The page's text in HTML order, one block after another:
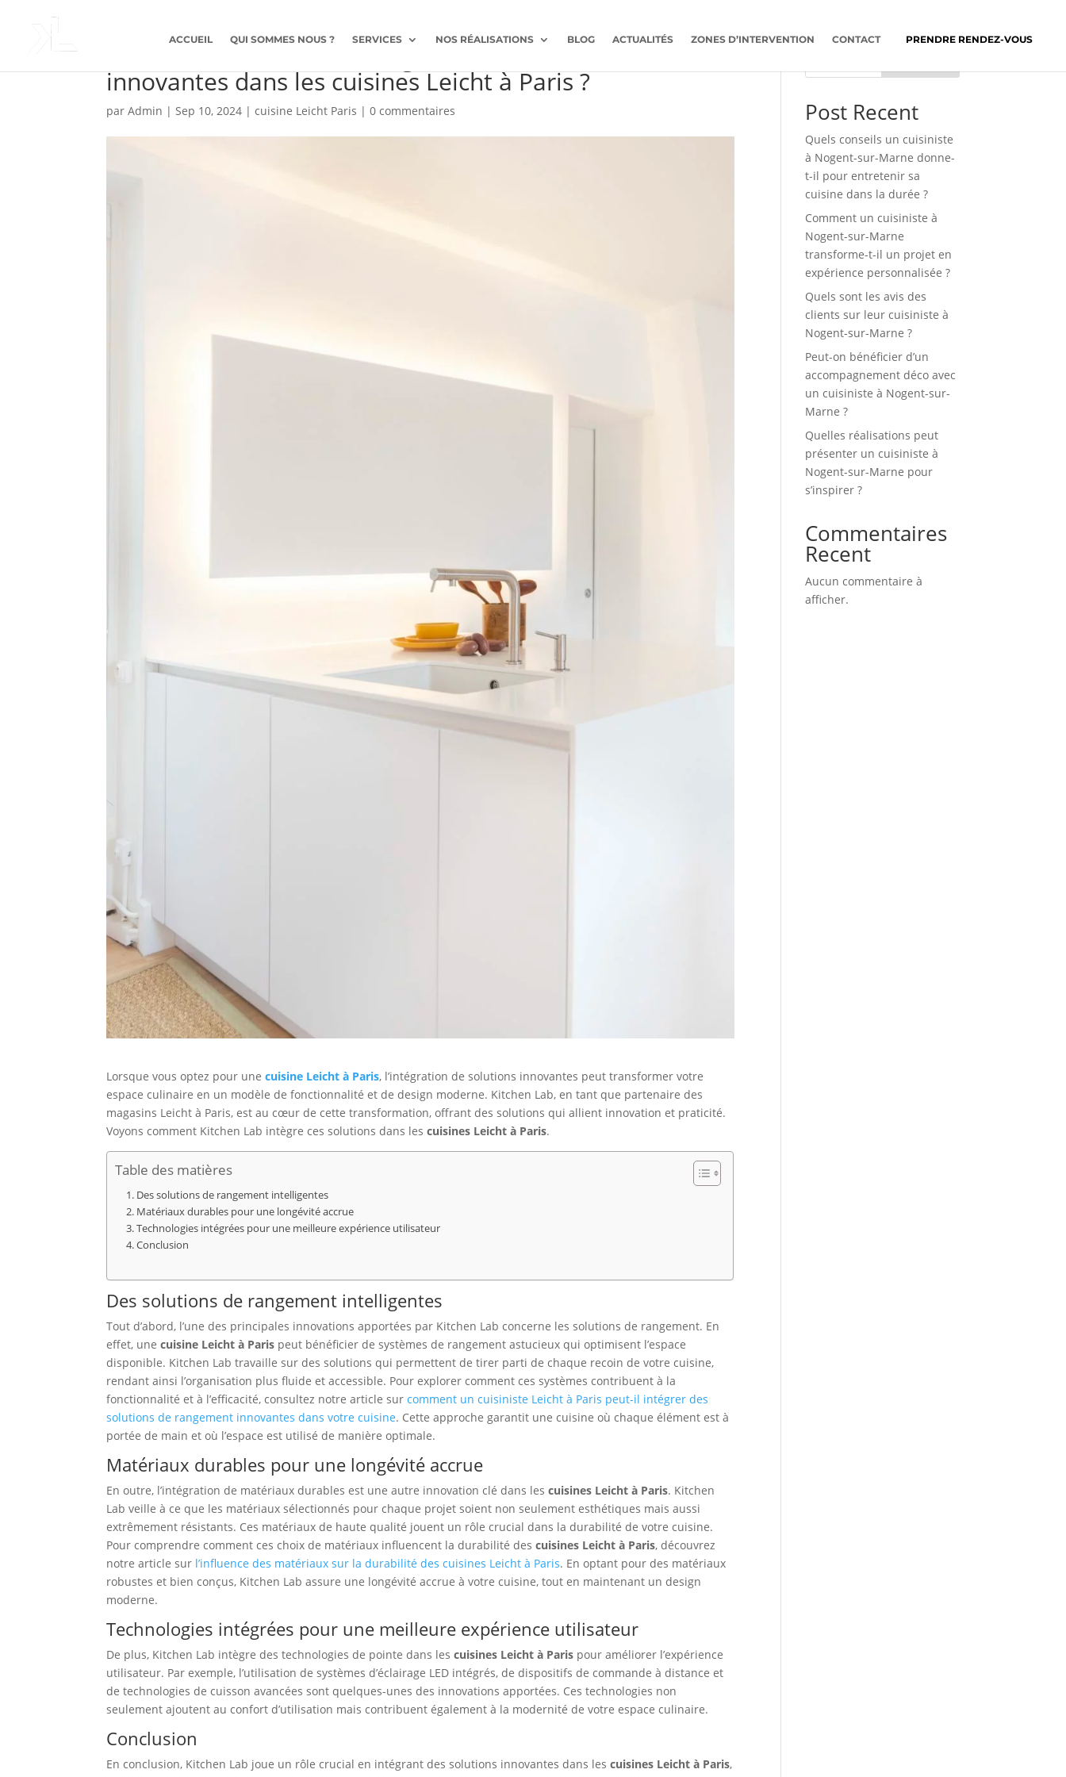
ACCUEIL QUI SOMMES NOUS ? SERVICES NOS RÉALISATIONS BLOG ACTUALITÉS ZONES D’INTERVENTION CONTACT PRENDRE RENDEZ-VOUS
innovantes dans les cuisines Leicht à Paris ?
parAdmin |Sep 10, 2024 |cuisine Leicht Paris |0 commentaires
Lorsque vous optez pour unecuisine Leicht à Paris, l’intégration de solutions innovantes peut transformer votre
espace culinaire en un modèle de fonctionnalité et de design moderne. Kitchen Lab, en tant que partenaire des
magasins Leicht à Paris, est au cœur de cette transformation, offrant des solutions qui allient innovation et praticité.
Voyons comment Kitchen Lab intègre ces solutions dans lescuisines Leicht à Paris.
Table des matières
Des solutions de rangement intelligentes
Matériaux durables pour une longévité accrue
Technologies intégrées pour une meilleure expérience utilisateur
Conclusion
Des solutions de rangement intelligentes
Tout d’abord, l’une des principales innovations apportées par Kitchen Lab concerne les solutions de rangement. En
effet, unecuisine Leicht à Paris peut bénéficier de systèmes de rangement astucieux qui optimisent l’espace
disponible. Kitchen Lab travaille sur des solutions qui permettent de tirer parti de chaque recoin de votre cuisine,
rendant ainsi l’organisation plus fluide et accessible. Pour explorer comment ces systèmes contribuent à la
fonctionnalité et à l’efficacité, consultez notre article surcomment un cuisiniste Leicht à Paris peut-il intégrer des
solutions de rangement innovantes dans votre cuisine. Cette approche garantit une cuisine où chaque élément est à
portée de main et où l’espace est utilisé de manière optimale.
Matériaux durables pour une longévité accrue
En outre, l’intégration de matériaux durables est une autre innovation clé dans lescuisines Leicht à Paris. Kitchen
Lab veille à ce que les matériaux sélectionnés pour chaque projet soient non seulement esthétiques mais aussi
extrêmement résistants. Ces matériaux de haute qualité jouent un rôle crucial dans la durabilité de votre cuisine.
Pour comprendre comment ces choix de matériaux influencent la durabilité descuisines Leicht à Paris, découvrez
notre article sur l’influence des matériaux sur la durabilité des cuisines Leicht à Paris. En optant pour des matériaux
robustes et bien conçus, Kitchen Lab assure une longévité accrue à votre cuisine, tout en maintenant un design
moderne.
Technologies intégrées pour une meilleure expérience utilisateur
De plus, Kitchen Lab intègre des technologies de pointe dans lescuisines Leicht à Paris pour améliorer l’expérience
utilisateur. Par exemple, l’utilisation de systèmes d’éclairage LED intégrés, de dispositifs de commande à distance et
de technologies de cuisson avancées sont quelques-unes des innovations apportées. Ces technologies non
seulement ajoutent au confort d’utilisation mais contribuent également à la modernité de votre espace culinaire.
Conclusion
En conclusion, Kitchen Lab joue un rôle crucial en intégrant des solutions innovantes dans lescuisines Leicht à Paris,
Post Recent
Quels conseils un cuisiniste
à Nogent-sur-Marne donne-
t-il pour entretenir sa
cuisine dans la durée ?
Comment un cuisiniste à
Nogent-sur-Marne
transforme-t-il un projet en
expérience personnalisée ?
Quels sont les avis des
clients sur leur cuisiniste à
Nogent-sur-Marne ?
Peut-on bénéficier d’un
accompagnement déco avec
un cuisiniste à Nogent-sur-
Marne ?
Quelles réalisations peut
présenter un cuisiniste à
Nogent-sur-Marne pour
s’inspirer ?
Commentaires
Recent
Aucun commentaire à
afficher.